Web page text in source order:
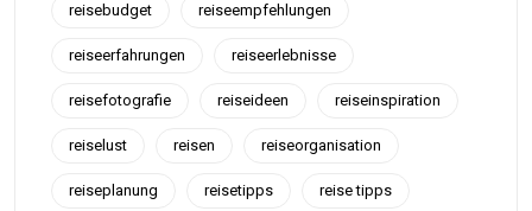
reisebudget reiseempfehlungen
reiseerfahrungen reiseerlebnisse
reisefotografie reiseideen reiseinspiration
reiselust reisen reiseorganisation
reiseplanung reisetipps reise tipps